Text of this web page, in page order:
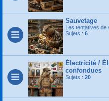
Sauvetage
Les tentatives
Sujets : 6
Électricité /
confondues
Sujets : 20